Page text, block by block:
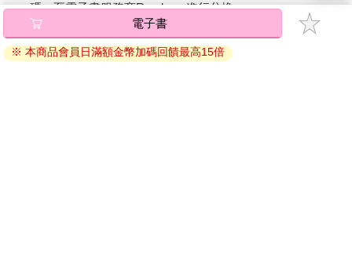
突然接到該拋棄分之請求，故當方無應納義務而作成拒絕之回答
云。」
從蔡海坪的回應可知，雙方雖然曾在一九三三年八月十七日
碼』至電子書服務商Readmoo進行兌換。
退換貨須知：
因版權保護，您在金石堂所購買的電子書僅能以金石堂專屬
電子書
※ 本商品會員日滿額金幣加碼回饋最高15倍